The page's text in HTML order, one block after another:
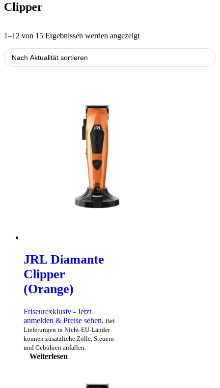
Clipper
1–12 von 15 Ergebnissen werden angezeigtNach
JRL Diamante
Clipper
(Orange)
Friseurexklusiv - Jetzt
anmelden & Preise sehen. Bei
Lieferungen in Nicht-EU-Länder
können zusätzliche Zölle, Steuern
und Gebühren anfallen.
Weiterlesen